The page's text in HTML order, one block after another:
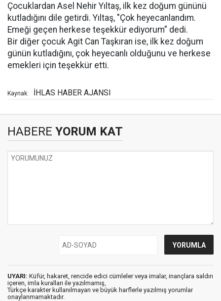
Çocuklardan Asel Nehir Yıltaş, ilk kez doğum gününü
kutladığını dile getirdi. Yıltaş, "Çok heyecanlandım.
Emeği geçen herkese teşekkür ediyorum" dedi.
Bir diğer çocuk Agit Can Taşkıran ise, ilk kez doğum
günün kutladığını, çok heyecanlı olduğunu ve herkese
emekleri için teşekkür etti.
Kaynak: İHLAS HABER AJANSI
HABERE YORUM KAT
UYARI: Küfür, hakaret, rencide edici cümleler veya imalar, inançlara saldırı
içeren, imla kuralları ile yazılmamış,
Türkçe karakter kullanılmayan ve büyük harflerle yazılmış yorumlar
onaylanmamaktadır.